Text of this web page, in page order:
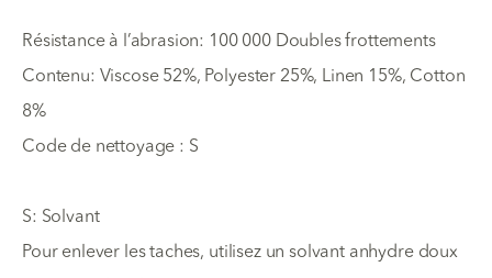
Résistance à l’abrasion: 100 000 Doubles frottements
Contenu: Viscose 52%, Polyester 25%, Linen 15%, Cotton
8%
Code de nettoyage : S
S: Solvant
Pour enlever les taches, utilisez un solvant anhydre doux